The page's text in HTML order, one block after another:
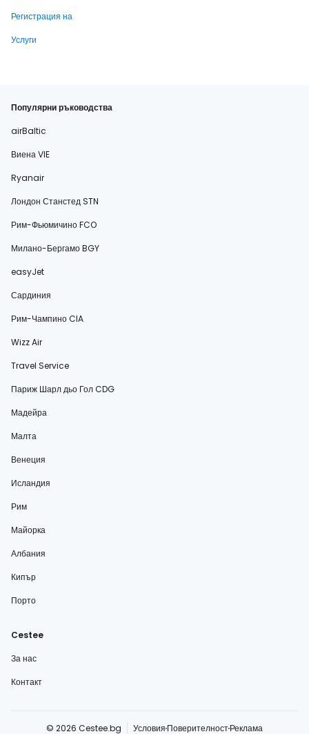
Регистрация на
Услуги
Популярни ръководства
airBaltic
Виена VIE
Ryanair
Лондон Станстед STN
Рим-Фьюмичино FCO
Милано-Бергамо BGY
easyJet
Сардиния
Рим-Чампино CIA
Wizz Air
Travel Service
Париж Шарл дьо Гол CDG
Мадейра
Малта
Венеция
Исландия
Рим
Майорка
Албания
Кипър
Порто
Cestee
За нас
Контакт
© 2026 Cestee.bg Условия ПоверителностРеклама